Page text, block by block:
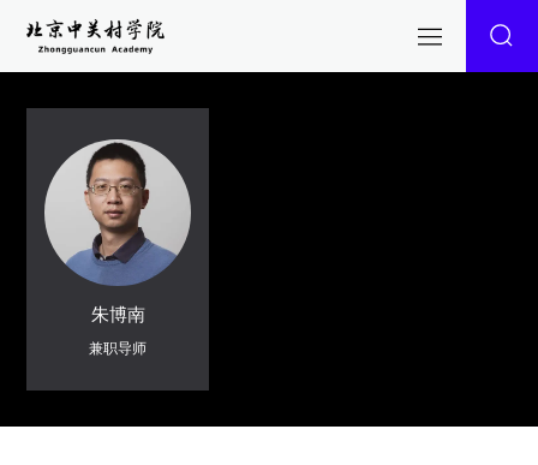
朱博南
兼职导师